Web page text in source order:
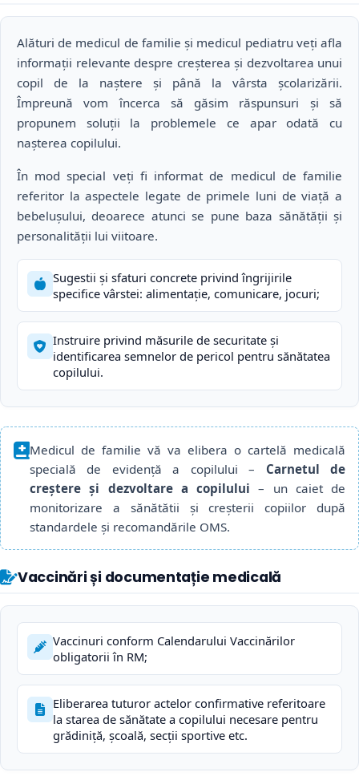
Alături de medicul de familie și medicul pediatru veți afla
informații relevante despre creşterea şi dezvoltarea unui
copil de la naștere și până la vârsta şcolarizării.
Împreună vom încerca să găsim răspunsuri şi să
propunem soluţii la problemele ce apar odată cu
naşterea copilului.
În mod special veți fi informat de medicul de familie
referitor la aspectele legate de primele luni de viață a
bebelușului, deoarece atunci se pune baza sănătăţii şi
personalităţii lui viitoare.
Sugestii și sfaturi concrete privind îngrijirile
specifice vârstei: alimentație, comunicare, jocuri;
Instruire privind măsurile de securitate și
identificarea semnelor de pericol pentru sănătatea
copilului.
Medicul de familie vă va elibera o cartelă medicală
specială de evidență a copilului – Carnetul de
creștere și dezvoltare a copilului – un caiet de
monitorizare a sănătătii și creșterii copiilor după
standardele și recomandările OMS.
Vaccinări și documentație medicală
Vaccinuri conform Calendarului Vaccinărilor
obligatorii în RM;
Eliberarea tuturor actelor confirmative referitoare
la starea de sănătate a copilului necesare pentru
grădiniță, școală, secții sportive etc.